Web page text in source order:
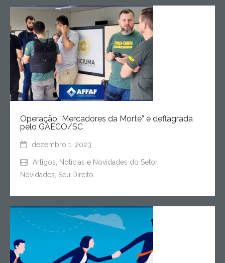
Operação “Mercadores da Morte” é deflagrada
pelo GAECO/SC
dezembro 1, 2023
Artigos Notícias e Novidades do Setor,
Novidades Seu Direito